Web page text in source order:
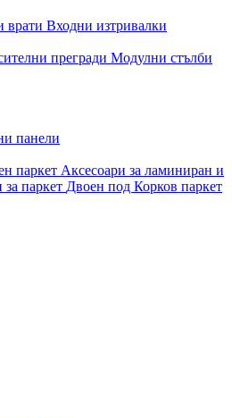
врати Входни изтривалки
прегради Модулни стълби
панели
паркет Аксесоари за ламиниран и
паркет Двоен под Корков паркет